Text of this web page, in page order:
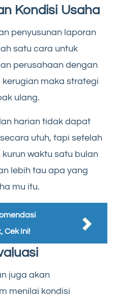
Kondisi Usaha
penyusunan laporan
satu cara untuk
perusahaan dengan
kerugian maka strategi
ulang.
harian tidak dapat
utuh, tapi setelah
waktu satu bulan
lebih tau apa yang
mu itu.
Cek Ini!
juga akan
menilai kondisi